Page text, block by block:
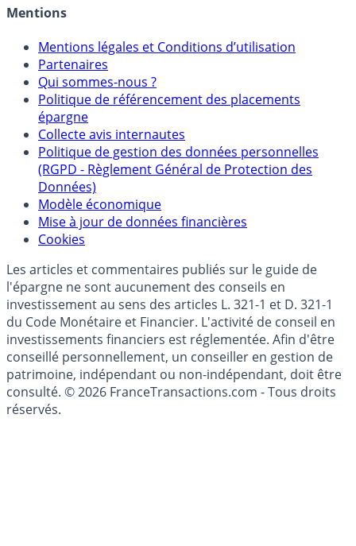
Mentions légales et Conditions d’utilisation
Partenaires
Qui sommes-nous ?
Politique de référencement des placements
épargne
Collecte avis internautes
Politique de gestion des données personnelles
(RGPD - Règlement Général de Protection des
Données)
Modèle économique
Mise à jour de données financières
Cookies
Les articles et commentaires publiés sur le guide de
l'épargne ne sont aucunement des conseils en
investissement au sens des articles L. 321-1 et D. 321-1
du Code Monétaire et Financier. L'activité de conseil en
investissements financiers est réglementée. Afin d'être
conseillé personnellement, un conseiller en gestion de
patrimoine, indépendant ou non-indépendant, doit être
consulté. © 2026 FranceTransactions.com - Tous droits